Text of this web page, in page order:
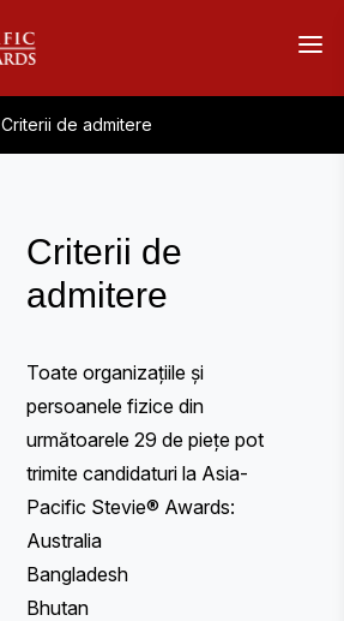
Criterii de admitere
Criterii de
admitere
Toate organizațiile și
persoanele fizice din
următoarele 29 de piețe pot
trimite candidaturi la Asia-
Pacific Stevie® Awards:
Australia
Bangladesh
Bhutan